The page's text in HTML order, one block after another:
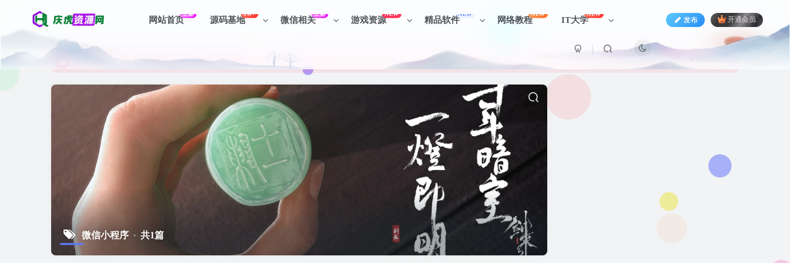
网站首页
上新
源码基地
1W+
微信相关
上新
游戏资源
NEW
精品软件
NEW
网络教程
NEW
IT大学
NEW
发布 开通会员
资深资源站，每天实时更新，海量资源一网打尽。
【启明网】找项目 + 低成本创业 + 减少信息差 + 见识各种项目 + 提升网创认知。
资深资源站，每天实时更新，海量资源一网打尽。
微信小程序 共1篇